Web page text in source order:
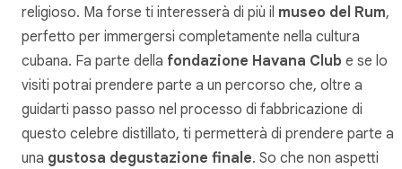
religioso. Ma forse ti interesserà di più il museo del Rum,
perfetto per immergersi completamente nella cultura
cubana. Fa parte della fondazione Havana Club e se lo
visiti potrai prendere parte a un percorso che, oltre a
guidarti passo passo nel processo di fabbricazione di
questo celebre distillato, ti permetterà di prendere parte a
una gustosa degustazione finale. So che non aspetti